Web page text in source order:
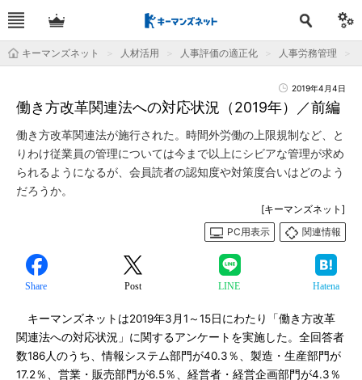
キーマンズネット 人材活用 人事評価の適正化 人事労務管理
2019年4月4日
働き方改革関連法への対応状況（2019年）／前編
働き方改革関連法が施行された。時間外労働の上限規制など、と
りわけ従業員の管理については今まで以上にシビアな管理が求め
られるようになるが、会員読者の認知度や対策度合いはどのよう
だろうか。
[キーマンズネット]
PC用表示
関連情報
Share Post LINE Hatena
キーマンズネットは2019年3月1～15日にわたり「働き方改革
関連法への対応状況」に関するアンケートを実施した。全回答者
数186人のうち、情報システム部門が40.3％、製造・生産部門が
17.2％、営業・販売部門が6.5％、経営者・経営企画部門が4.3％